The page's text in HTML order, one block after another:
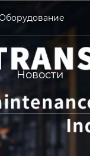
Новости